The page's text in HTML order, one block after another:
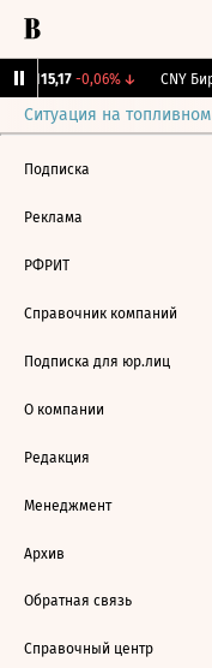
115,17 -0,06%↓ CNY
Ситуация на
Подписка
Реклама
РФРИТ
Справочник компаний
Подписка для юр.лиц
О компании
Редакция
Менеджмент
Архив
Обратная связь
Справочный центр